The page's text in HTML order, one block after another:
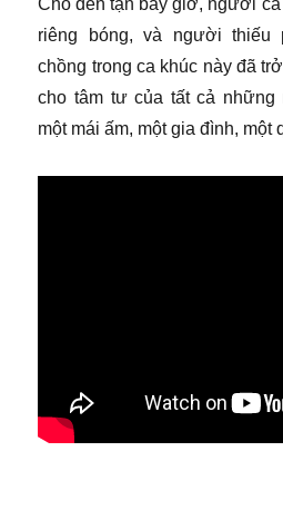
Cho đến tận bây giờ, người
riêng bóng, và người thiếu
chồng trong ca khúc này đã
cho tâm tư của tất cả
một mái ấm, một gia đình,